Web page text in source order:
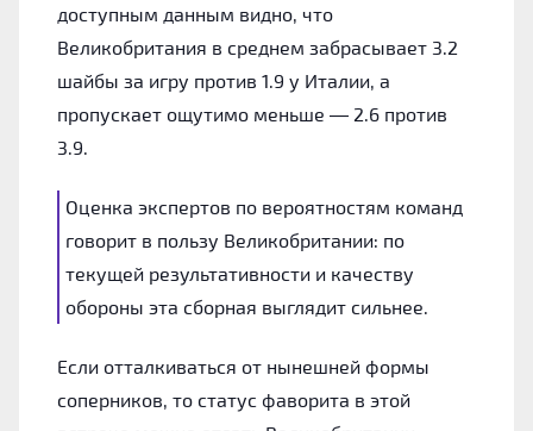
доступным данным видно, что
Великобритания в среднем забрасывает 3.2
шайбы за игру против 1.9 у Италии, а
пропускает ощутимо меньше — 2.6 против
3.9.
Оценка экспертов по вероятностям команд
говорит в пользу Великобритании: по
текущей результативности и качеству
обороны эта сборная выглядит сильнее.
Если отталкиваться от нынешней формы
соперников, то статус фаворита в этой